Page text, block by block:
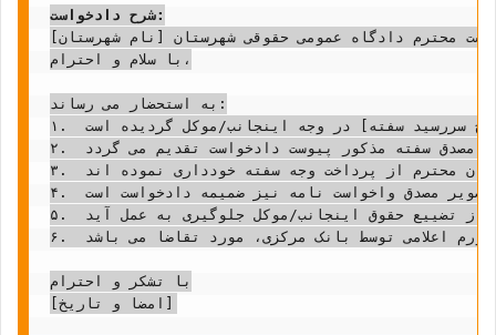
شرح دادخواست:
محترم دادگاه عمومی حقوقی شهرستان [نام شهرستان]،
با سلام و احترام،
به استحضار می رساند:
۱.  خوانده ردیف اول، آقای/خانم [نام و نام خانوادگی صادرکننده]، به موجب یک فقره سفته به شماره خزانه داری کل [شماره سفته] به مبلغ [مبلغ سفته به حروف] ریال، متعهد به پرداخت وجه مذکور در تاریخ سررسید [تاریخ سررسید سفته] در وجه اینجانب/موکل گردیده است.
۲.  خواندگان ردیف دوم و سوم (آقایان/خانم ها [نام و نام خانوادگی ظهرنویس/ضامن ۱] و [نام و نام خانوادگی ظهرنویس/ضامن ۲]) نیز به ترتیب با ظهرنویسی/ضمانت، مسئولیت تضامنی در پرداخت وجه سفته فوق الذکر را پذیرفته اند. تصویر مصدق سفته مذکور پیوست دادخواست تقدیم می گردد.
۳.  علی رغم فرا رسیدن موعد سررسید و مراجعات مکرر، خواندگان محترم از پرداخت وجه سفته خودداری نموده اند.
۴.  با عنایت به عدم تادیه وجه سفته در موعد مقرر، اینجانب/موکل ناچار به واخواست سفته در تاریخ [تاریخ واخواست سفته] گردیده ام که تصویر مصدق واخواست نامه نیز ضمیمه دادخواست است.
۵.  با توجه به واخواست سفته در مهلت قانونی و مسئولیت تضامنی خواندگان (صادرکننده، ظهرنویسان و ضامنین) و همچنین به موجب بند (ج) ماده ۱۰۸ قانون آیین دادرسی مدنی، دادگاه مکلف به قبول درخواست تامین خواسته می باشد، و از آنجایی که بیم تضییع و تفریط اموال خواندگان وجود دارد، بدواً و پیش از ورود در ماهیت دعوا، تقاضای صدور قرار تامین خواسته از کلیه اموال و دارایی های منقول و غیرمنقول خواندگان به صورت تضامنی و معادل مبلغ خواسته، مورد استدعا است تا از تضییع حقوق اینجانب/موکل جلوگیری به عمل آید.
۶.  لذا، با تقدیم این دادخواست و مستندات پیوست، مستنداً به مواد ۲۴۹، ۳۰۷، ۳۰۸، ۳۰۹ قانون تجارت و مواد ۱۹۸، ۵۱۹، ۵۲۲، و ۱۰۸ قانون آیین دادرسی مدنی، از آن مقام محترم قضایی، رسیدگی و صدور حکم بر محکومیت تضامنی خواندگان به پرداخت اصل مبلغ سفته، کلیه خسارات دادرسی (شامل هزینه واخواست، هزینه دادرسی و حق الوکاله وکیل)، و خسارت تاخیر تادیه از تاریخ سررسید سفته تا یوم الاداء (تاریخ پرداخت کامل) بر اساس شاخص نرخ تورم اعلامی توسط بانک مرکزی، مورد تقاضا می باشد.
با تشکر و احترام